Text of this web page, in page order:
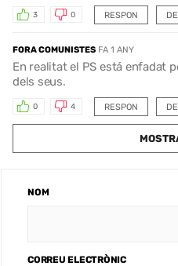
RESPON
3 0
FORA COMUNISTES FA 1 ANY
En realitat el PS está enfadat
dels seus.
RESPON
0 4
NOM
CORREU ELECTRÒNIC